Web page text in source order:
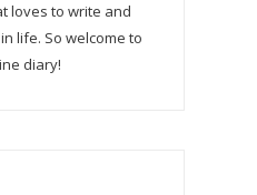
loves to write and
life. So welcome to
diary!